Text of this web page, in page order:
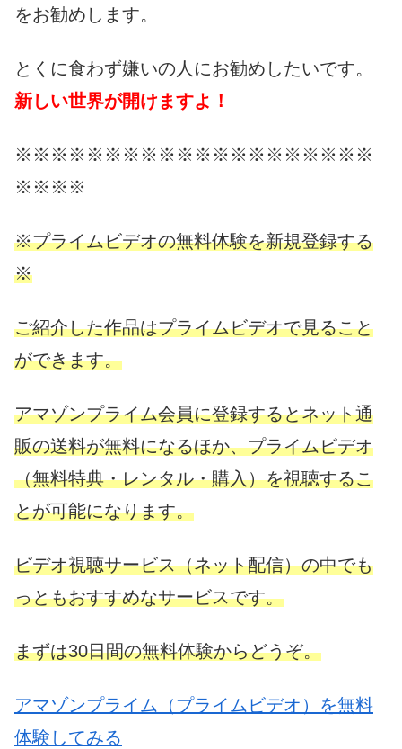
をお勧めします。
とくに食わず嫌いの人にお勧めしたいです。
新しい世界が開けますよ！
※※※※※※※※※※※※※※※※※※※※
※※※※
※プライムビデオの無料体験を新規登録する
※
ご紹介した作品はプライムビデオで見ること
ができます。
アマゾンプライム会員に登録するとネット通
販の送料が無料になるほか、プライムビデオ
（無料特典・レンタル・購入）を視聴するこ
とが可能になります。
ビデオ視聴サービス（ネット配信）の中でも
っともおすすめなサービスです。
まずは30日間の無料体験からどうぞ。
アマゾンプライム（プライムビデオ）を無料
体験してみる